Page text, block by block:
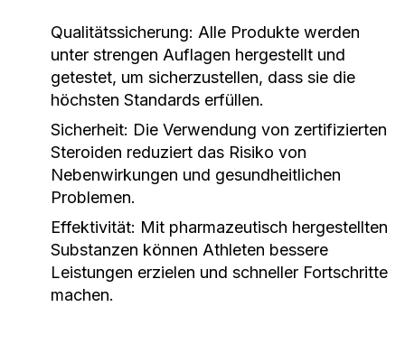
Qualitätssicherung: Alle Produkte werden
unter strengen Auflagen hergestellt und
getestet, um sicherzustellen, dass sie die
höchsten Standards erfüllen.
Sicherheit: Die Verwendung von zertifizierten
Steroiden reduziert das Risiko von
Nebenwirkungen und gesundheitlichen
Problemen.
Effektivität: Mit pharmazeutisch hergestellten
Substanzen können Athleten bessere
Leistungen erzielen und schneller Fortschritte
machen.